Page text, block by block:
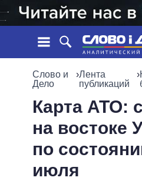
СОБЫТИЯ
СТАТЬИ
МНЕНИЯ
ОБЗОРЫ
ВСЕ ПОЛИТИКИ
ПРЕЗИДЕНТ И ОФИС
Слово и
Дело
›Лента
публикаций
›
Карта АТО:
на востоке
по
июля